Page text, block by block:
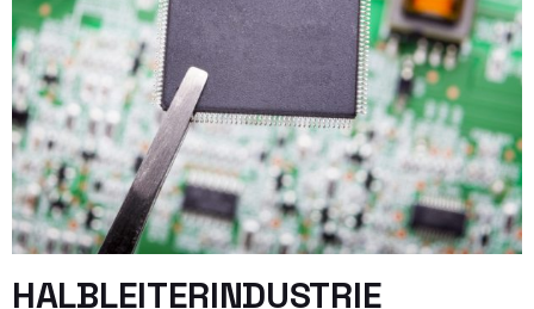
HALBLEITERINDUSTRIE